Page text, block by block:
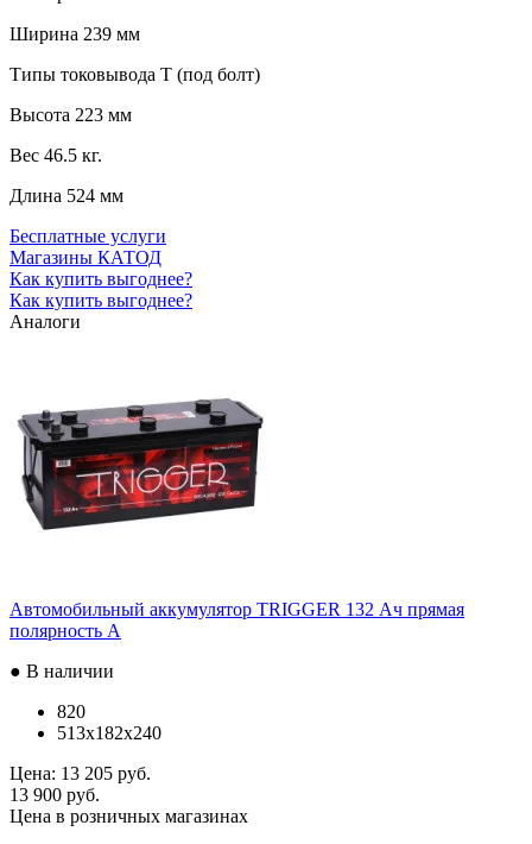
Ширина 239 мм
Типы токовывода T (под болт)
Высота 223 мм
Вес 46.5 кг.
Длина 524 мм
Бесплатные услуги
Магазины КАТОД
Как купить выгоднее?
Как купить выгоднее?
Аналоги
Автомобильный аккумулятор TRIGGER 132 Ач прямая
полярность A
● В наличии
820
513x182x240
Цена: 13 205 руб.
13 900 руб.
Цена в розничных магазинах